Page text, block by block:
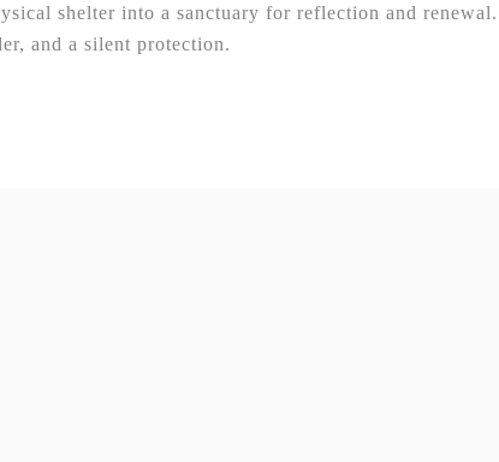
shelter into a sanctuary for reflection and renewal.
and a silent protection.